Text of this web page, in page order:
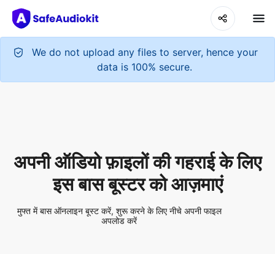
We do not upload any files to server, hence your
data is 100% secure.
मुफ्त में बास ऑनलाइन बूस्ट करें, शुरू करने के लिए नीचे अपनी फाइल
अपलोड करें
Upload Audio File